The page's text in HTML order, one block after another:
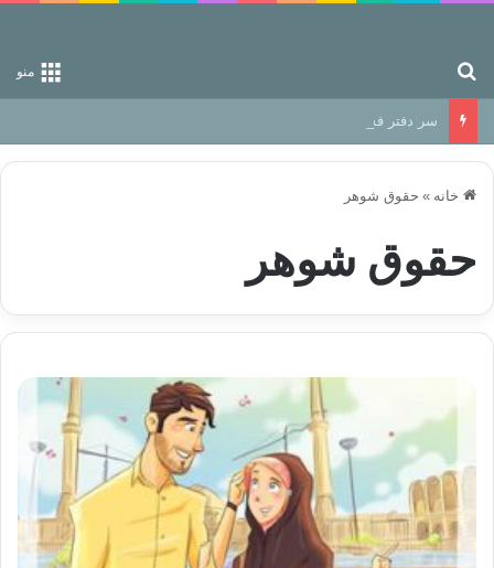
منو
سر دفتر فساد در زمین‌، دوری وکناره‌گیری از راه خداست‌!
خانه » حقوق شوهر
حقوق شوهر